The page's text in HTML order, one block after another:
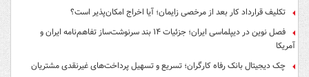
تکلیف قرارداد کار بعد از مرخصی زایمان؛ آیا اخراج امکان‌پذیر است؟
فصل نوین در دیپلماسی ایران؛ جزئیات ۱۴ بند سرنوشت‌ساز تفاهم‌نامه ایران و
آمریکا
چک دیجیتال بانک رفاه کارگران؛ تسریع و تسهیل پرداخت‌های غیرنقدی مشتریان